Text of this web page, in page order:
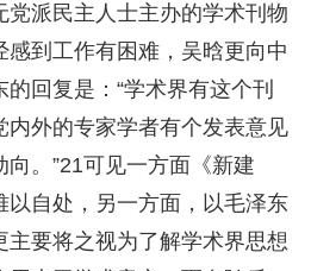
党派民主人士主办的学术刊物
到工作有困难，吴晗更向中
回复是：“学术界有这个刊
内外的专家学者有个发表意见
。”21可见一方面《新建
以自处，另一方面，以毛泽东
主要将之视为了解学术界思想